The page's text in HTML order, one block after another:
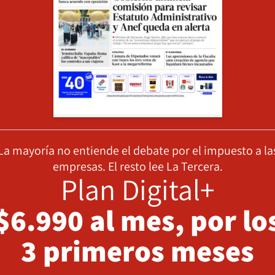
mayoría no entiende el debate por el impuesto a
empresas. El resto lee La Tercera.
Plan Digital+
al mes, por
3 primeros meses